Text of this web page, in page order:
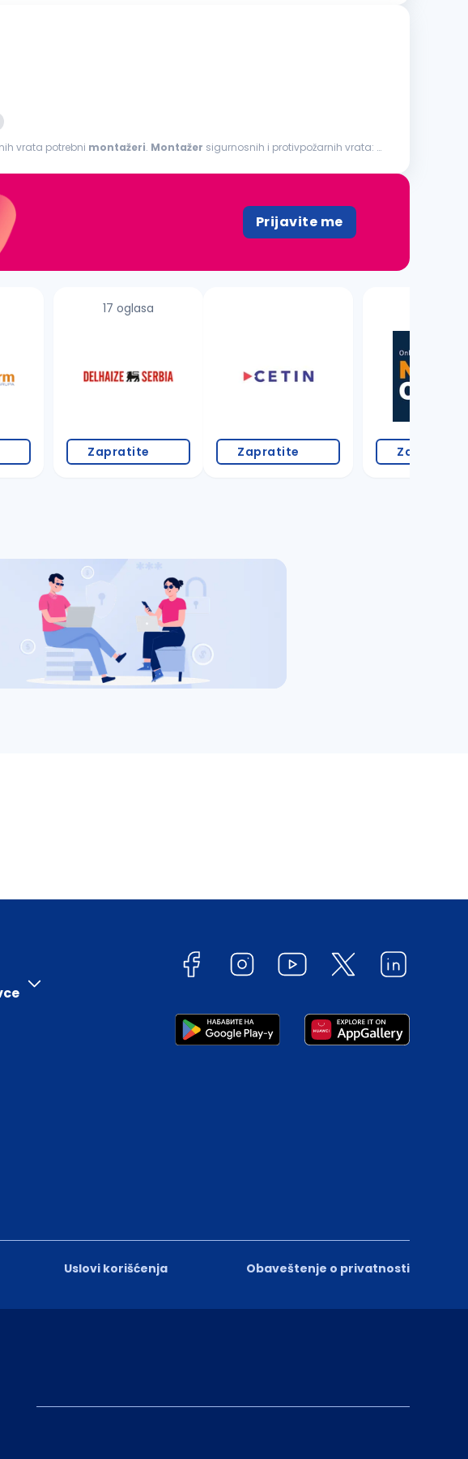
vrata potrebni montažeri. Montažer sigurnosnih i protivpožarnih vrata:
Prijavite me
17 oglasa
Zapratite Zapratite Zapratite
Uslovi korišćenja Obaveštenje o privatnosti